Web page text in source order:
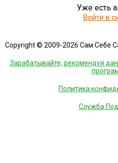
Уже есть
Войти в
Copyright © 2009-2026 Сам Себе
Зарабатывайте, рекомендуя
Политика
Служба